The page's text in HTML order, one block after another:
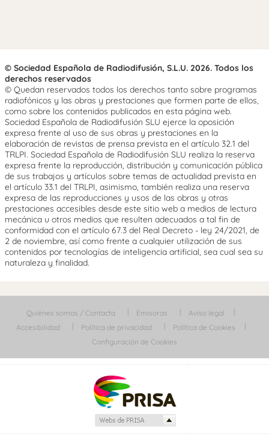
© Sociedad Española de Radiodifusión, S.L.U. 2026. Todos los
derechos reservados
© Quedan reservados todos los derechos tanto sobre programas
radiofónicos y las obras y prestaciones que formen parte de ellos,
como sobre los contenidos publicados en esta página web.
Sociedad Española de Radiodifusión SLU ejerce la oposición
expresa frente al uso de sus obras y prestaciones en la
elaboración de revistas de prensa prevista en el artículo 32.1 del
TRLPI. Sociedad Española de Radiodifusión SLU realiza la reserva
expresa frente la reproducción, distribución y comunicación pública
de sus trabajos y artículos sobre temas de actualidad prevista en
el artículo 33.1 del TRLPI, asimismo, también realiza una reserva
expresa de las reproducciones y usos de las obras y otras
prestaciones accesibles desde este sitio web a medios de lectura
mecánica u otros medios que resulten adecuados a tal fin de
conformidad con el artículo 67.3 del Real Decreto - ley 24/2021, de
2 de noviembre, así como frente a cualquier utilización de sus
contenidos por tecnologías de inteligencia artificial, sea cual sea su
naturaleza y finalidad.
Quiénes somos / Contacta Emisoras
Aviso legal
Accesibilidad
Política de privacidad
Política de Cookies
Configuración de Cookies